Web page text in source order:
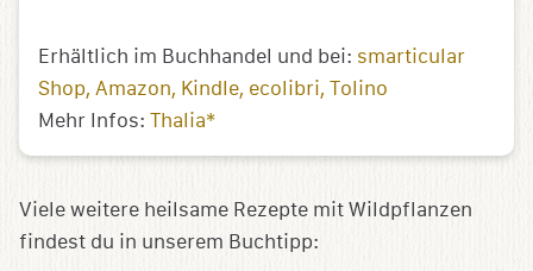
Erhältlich im Buchhandel und bei: smarticular
Shop Amazon Kindle ecolibri Tolino
Mehr Infos: Thalia*
Viele weitere heilsame Rezepte mit Wildpflanzen
findest du in unserem Buchtipp: